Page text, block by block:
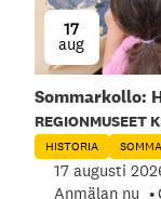
17
aug
Sommarkollo:
REGIONMUSEET
HISTORIA
17 augusti
Anmälan nu